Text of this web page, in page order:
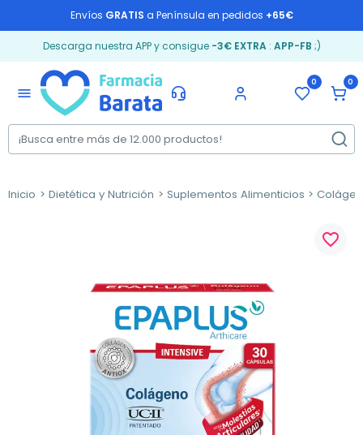
Envíos GRATIS a Península en pedidos +65€
Descarga nuestra APP y consigue -3€ EXTRA: APP-FB ;)
menu
0 0
Inicio Dietética y Nutrición Suplementos Alimenticios
favorite_border